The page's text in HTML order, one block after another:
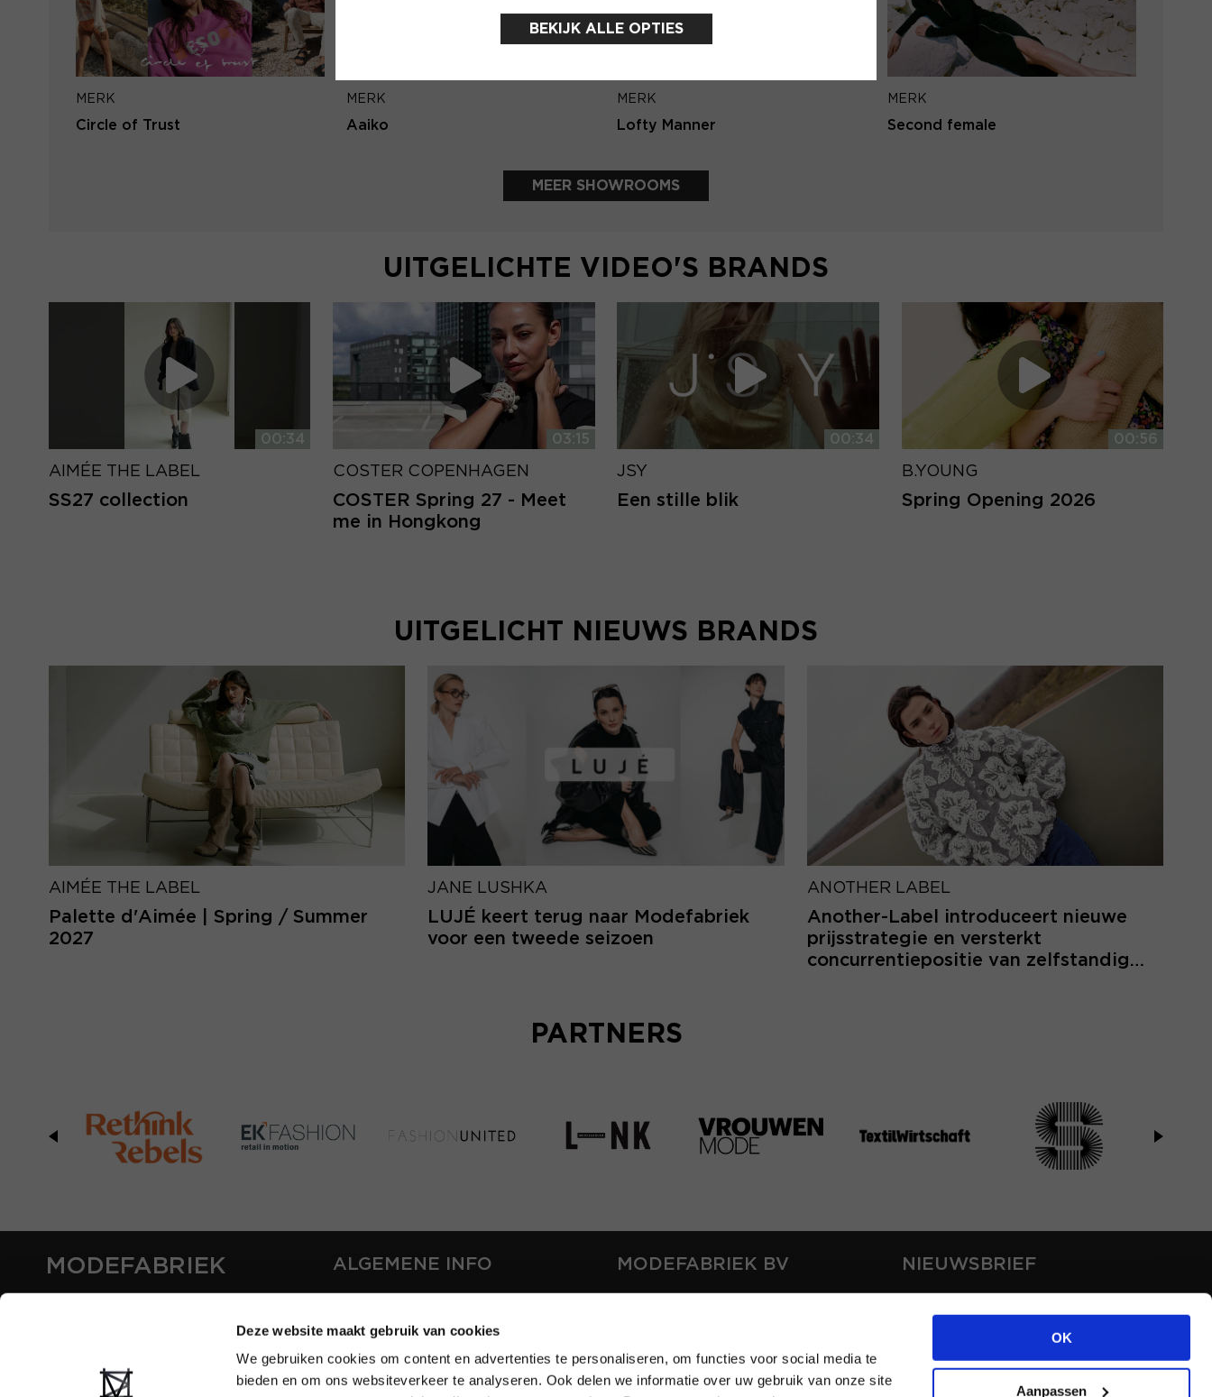
Deze website maakt gebruik van cookies
We gebruiken cookies om content en advertenties te personaliseren, om functies voor social media te
bieden en om ons websiteverkeer te analyseren. Ook delen we informatie over uw gebruik van onze site
OK
Aanpassen
MAAK JE ACCOUNT NU AAN
BEKIJK ALLE OPTIES
MERK
Circle of Trust
MERK
Aaiko
MERK
Lofty Manner
MERK
Second female
MEER SHOWROOMS
UITGELICHTE VIDEO'S BRANDS
00:34
AIMÉE THE LABEL
SS27 collection
03:15
COSTER COPENHAGEN
COSTER Spring 27 - Meet
me in Hongkong
00:34
JSY
Een stille blik
00:56
B.YOUNG
Spring Opening 2026
UITGELICHT NIEUWS BRANDS
AIMÉE THE LABEL
Palette d'Aimée | Spring / Summer
2027
JANE LUSHKA
LUJÉ keert terug naar Modefabriek
voor een tweede seizoen
ANOTHER LABEL
Another-Label introduceert nieuwe
prijsstrategie en versterkt
concurrentiepositie van zelfstandige
PARTNERS
MODEFABRIEK ALGEMENE INFO
CONTACT
PARTNERS
ADVERTEREN
MODEFABRIEK BV
SHIFT
NIEUWSBRIEF
laatste nieuws via de